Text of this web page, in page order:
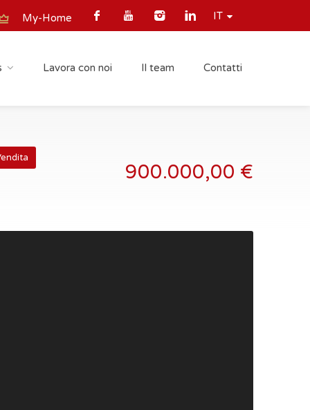
IT
My-Home
Lavora con noi Il team Contatti
900.000,00 €